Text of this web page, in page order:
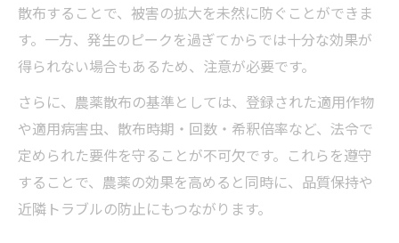
散布することで、被害の拡大を未然に防ぐことができま
す。一方、発生のピークを過ぎてからでは十分な効果が
得られない場合もあるため、注意が必要です。
さらに、農薬散布の基準としては、登録された適用作物
や適用病害虫、散布時期・回数・希釈倍率など、法令で
定められた要件を守ることが不可欠です。これらを遵守
することで、農薬の効果を高めると同時に、品質保持や
近隣トラブルの防止にもつながります。